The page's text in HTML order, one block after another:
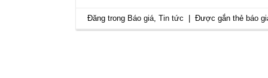
Đăng trong Báo giá ,Tin tức | Được gắn thẻbáo